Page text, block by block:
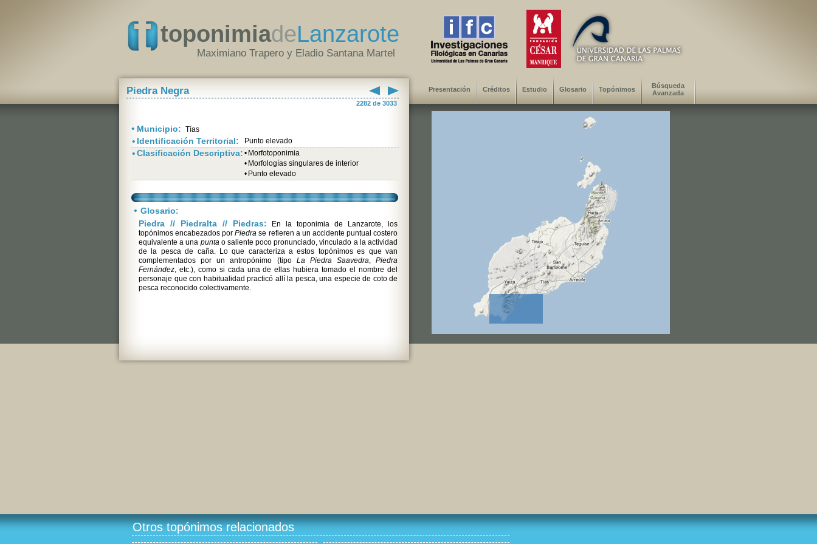
toponimiadeLanzarote
Maximiano Trapero y Eladio Santana Martel
Piedra Negra
2282 de 3033
• Municipio: Tías
• Identificación Territorial: Punto elevado
•Clasificación Descriptiva: • Morfotoponimia
• Morfologías singulares de interior
• Punto elevado
• Glosario:
Piedra // Piedralta // Piedras: En la toponimia de Lanzarote, los
topónimos encabezados porPiedra se refieren a un accidente puntual costero
equivalente a una puntao saliente poco pronunciado, vinculado a la actividad
de la pesca de caña. Lo que caracteriza a estos topónimos es que van
complementados por un antropónimo (tipo La Piedra Saavedra, Piedra
Fernández, etc.), como si cada una de ellas hubiera tomado el nombre del
personaje que con habitualidad practicó allí la pesca, una especie de coto de
pesca reconocido colectivamente.
Presentación Créditos Estudio Glosario Topónimos
Búsqueda
Avanzada
Otros topónimos relacionados